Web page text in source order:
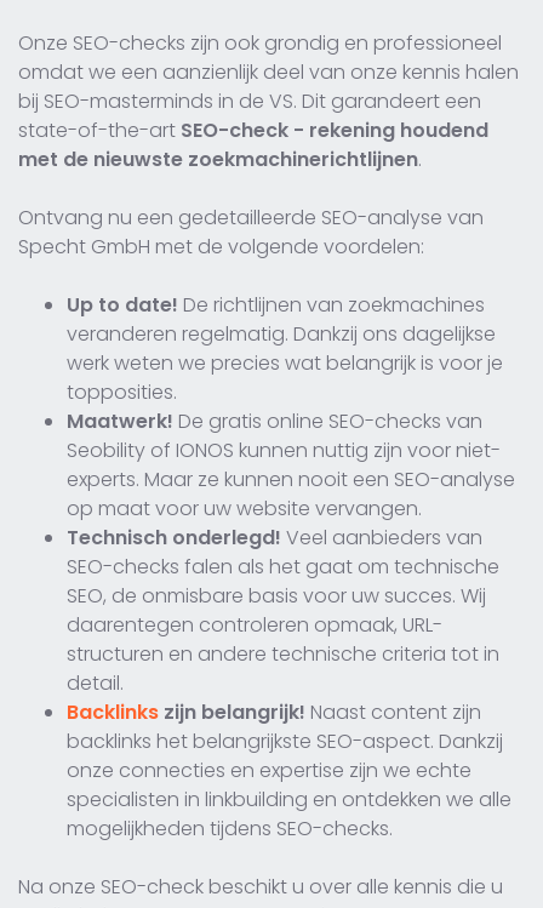
Onze SEO-checks zijn ook grondig en professioneel
omdat we een aanzienlijk deel van onze kennis halen
bij SEO-masterminds in de VS. Dit garandeert een
state-of-the-art SEO-check - rekening houdend
met de nieuwste zoekmachinerichtlijnen.
Ontvang nu een gedetailleerde SEO-analyse van
Specht GmbH met de volgende voordelen:
Up to date! De richtlijnen van zoekmachines
veranderen regelmatig. Dankzij ons dagelijkse
werk weten we precies wat belangrijk is voor je
topposities.
Maatwerk! De gratis online SEO-checks van
Seobility of IONOS kunnen nuttig zijn voor niet-
experts. Maar ze kunnen nooit een SEO-analyse
op maat voor uw website vervangen.
Technisch onderlegd! Veel aanbieders van
SEO-checks falen als het gaat om technische
SEO, de onmisbare basis voor uw succes. Wij
daarentegen controleren opmaak, URL-
structuren en andere technische criteria tot in
detail.
Backlinks zijn belangrijk! Naast content zijn
backlinks het belangrijkste SEO-aspect. Dankzij
onze connecties en expertise zijn we echte
specialisten in linkbuilding en ontdekken we alle
mogelijkheden tijdens SEO-checks.
Na onze SEO-check beschikt u over alle kennis die u